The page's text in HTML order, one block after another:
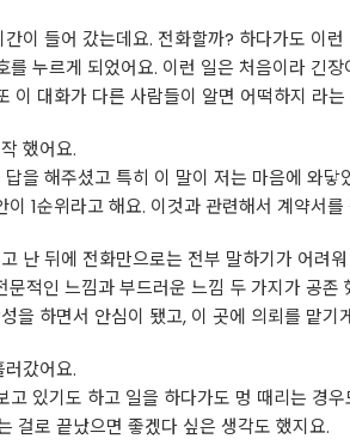
이 들어 갔는데요. 전화할까? 하다가도 이
누르게 되었어요. 이런 일은 처음이라 긴장
이 대화가 다른 사람들이 알면 어떡하지 라
했어요.
을 해주셨고 특히 이 말이 저는 마음에 와
1순위라고 해요. 이것과 관련해서 계약서
난 뒤에 전화만으로는 전부 말하기가 어려
적인 느낌과 부드러운 느낌 두 가지가 공
을 하면서 안심이 됐고, 이 곳에 의뢰를 맡기
갔어요.
고 있기도 하고 일을 하다가도 멍 때리는 경
걸로 끝났으면 좋겠다 싶은 생각도 했지요.